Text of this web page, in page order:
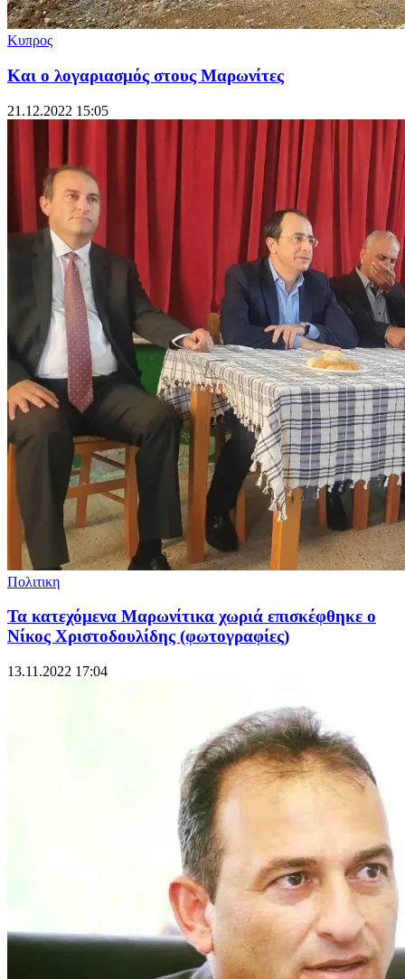
Κυπρος
Και ο λογαριασμός στους Μαρωνίτες
21.12.2022 15:05
Πολιτικη
Τα κατεχόμενα Μαρωνίτικα χωριά επισκέφθηκε ο
Νίκος Χριστοδουλίδης (φωτογραφίες)
13.11.2022 17:04